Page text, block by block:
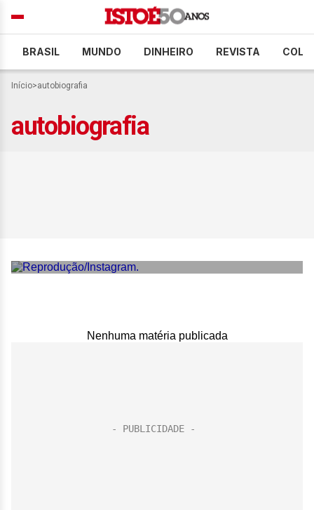
BRASIL MUNDO DINHEIRO REVISTA
Início>autobiografia
autobiografia
Nenhuma matéria publicada